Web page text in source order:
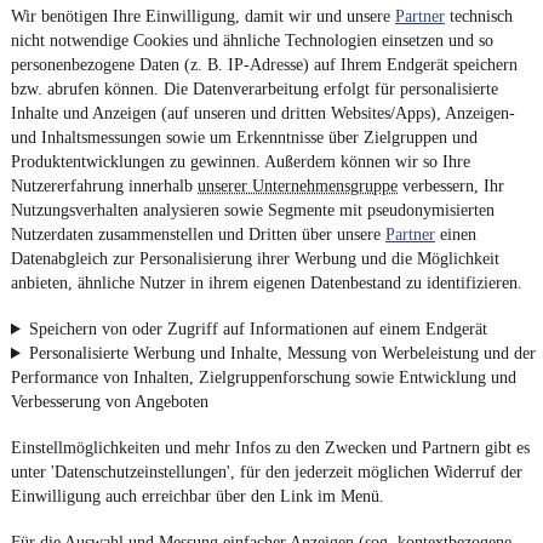
Wir benötigen Ihre Einwilligung, damit wir und unsere Partner technisch
nicht notwendige Cookies und ähnliche Technologien einsetzen und so
personenbezogene Daten (z. B. IP-Adresse) auf Ihrem Endgerät speichern
bzw. abrufen können. Die Datenverarbeitung erfolgt für personalisierte
Inhalte und Anzeigen (auf unseren und dritten Websites/Apps), Anzeigen-
und Inhaltsmessungen sowie um Erkenntnisse über Zielgruppen und
Produktentwicklungen zu gewinnen. Außerdem können wir so Ihre
Nutzererfahrung innerhalb unserer Unternehmensgruppe verbessern, Ihr
Nutzungsverhalten analysieren sowie Segmente mit pseudonymisierten
Nutzerdaten zusammenstellen und Dritten über unsere Partner einen
Datenabgleich zur Personalisierung ihrer Werbung und die Möglichkeit
anbieten, ähnliche Nutzer in ihrem eigenen Datenbestand zu identifizieren.
Speichern von oder Zugriff auf Informationen auf einem Endgerät
Personalisierte Werbung und Inhalte, Messung von Werbeleistung und der
Performance von Inhalten, Zielgruppenforschung sowie Entwicklung und
Verbesserung von Angeboten
Einstellmöglichkeiten und mehr Infos zu den Zwecken und Partnern gibt es
unter 'Datenschutzeinstellungen', für den jederzeit möglichen Widerruf der
Einwilligung auch erreichbar über den Link im Menü.